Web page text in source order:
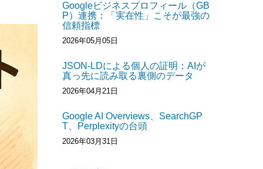
Googleビジネスプロフィール（GB
P）連携：「実在性」こそが最強の
信頼指標
2026年05月05日
JSON-LDによる個人の証明：AIが
真っ先に読み取る裏側のデータ
2026年04月21日
Google AI Overviews、SearchGP
T、Perplexityの台頭
2026年03月31日